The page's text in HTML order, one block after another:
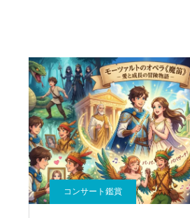
コンサート鑑賞